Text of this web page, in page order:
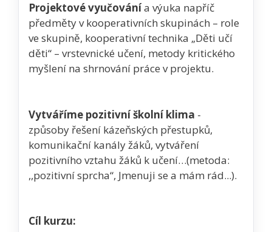
Projektové vyučovánía výuka napříč
předměty v kooperativních skupinách – role
ve skupině, kooperativní technika „Děti učí
děti“ – vrstevnické učení, metody kritického
myšlení na shrnování práce v projektu.
Vytváříme pozitivní školní klima -
způsoby řešení kázeňských přestupků,
komunikační kanály žáků, vytváření
pozitivního vztahu žáků k učení…(metoda:
,,pozitivní sprcha“, Jmenuji se a mám rád...).
Cíl kurzu: